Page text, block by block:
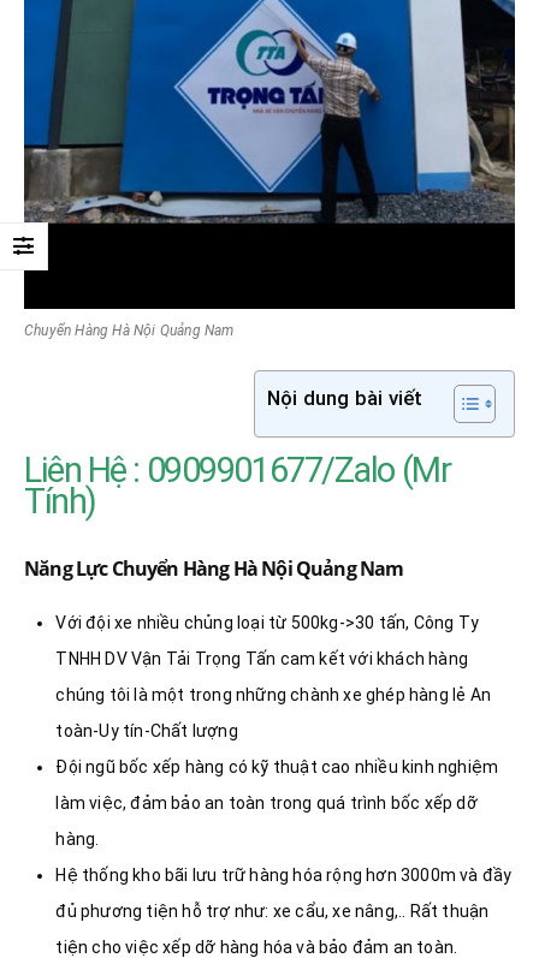
Chuyển Hàng Hà Nội Quảng Nam
Nội dung bài viết
Liên Hệ : 0909901677/Zalo (Mr
Tính)
Năng Lực Chuyển Hàng Hà Nội Quảng Nam
Với đội xe nhiều chủng loại từ 500kg->30 tấn, Công Ty
TNHH DV Vận Tải Trọng Tấn cam kết với khách hàng
chúng tôi là một trong những chành xe ghép hàng lẻ An
toàn-Uy tín-Chất lượng
Đội ngũ bốc xếp hàng có kỹ thuật cao nhiều kinh nghiệm
làm việc, đảm bảo an toàn trong quá trình bốc xếp dỡ
hàng.
Hệ thống kho bãi lưu trữ hàng hóa rộng hơn 3000m và đầy
đủ phương tiện hỗ trợ như: xe cẩu, xe nâng,.. Rất thuận
tiện cho việc xếp dỡ hàng hóa và bảo đảm an toàn.